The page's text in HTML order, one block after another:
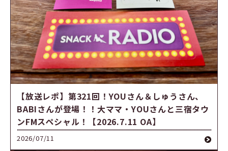
【放送レポ】第321回！YOUさん＆しゅうさん、
BABIさんが登場！！大ママ・YOUさんと三宿タウ
ンFMスペシャル！【2026.7.11 OA】
2026/07/11